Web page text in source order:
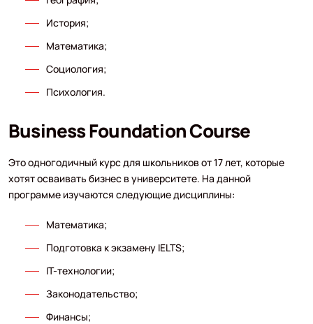
История;
Математика;
Социология;
Психология.
Business Foundation Course
Это одногодичный курс для школьников от 17 лет, которые
хотят осваивать бизнес в университете. На данной
программе изучаются следующие дисциплины:
Математика;
Подготовка к экзамену IELTS;
IT-технологии;
Законодательство;
Финансы;